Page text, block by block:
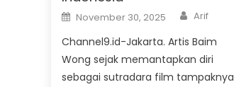
Posted
on
November 30, 2025 Author
Arif
Channel9.id-Jakarta. Artis Baim
Wong sejak memantapkan diri
sebagai sutradara film tampaknya